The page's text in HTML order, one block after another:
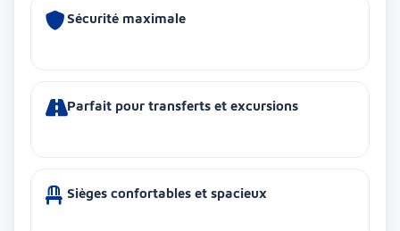
Sécurité maximale
Parfait pour transferts et excursions
Sièges confortables et spacieux